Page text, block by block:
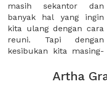
masih sekantor dan
banyak hal yang ingin
kita ulang dengan cara
reuni. Tapi dengan
kesibukan kita masing-
pilihan venue terbaik
untuk menemani kita
Artha